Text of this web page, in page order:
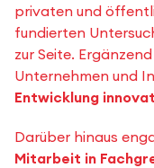
privaten und
fundierten
zur Seite.
Unternehmen und
Entwicklung
Darüber hinaus
Mitarbeit in